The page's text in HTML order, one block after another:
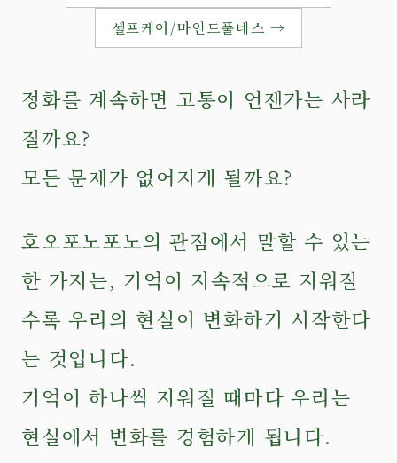
셀프케어/마인드풀네스 →
정화를 계속하면 고통이 언젠가는 사라
질까요?
모든 문제가 없어지게 될까요?
호오포노포노의 관점에서 말할 수 있는
한 가지는, 기억이 지속적으로 지워질
수록 우리의 현실이 변화하기 시작한다
는 것입니다.
기억이 하나씩 지워질 때마다 우리는
현실에서 변화를 경험하게 됩니다.